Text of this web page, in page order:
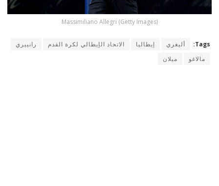
Massimiliano Allegri (Getty Images)
Tags: أليغري إيطاليا الاتحاد الإيطالي لكرة القدم
رانييري
مالاغو
ميلان